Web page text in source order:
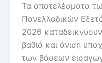
Τα αποτελέσματα
Πανελλαδικών
2026
βαθιά και άνιση
των βάσεων